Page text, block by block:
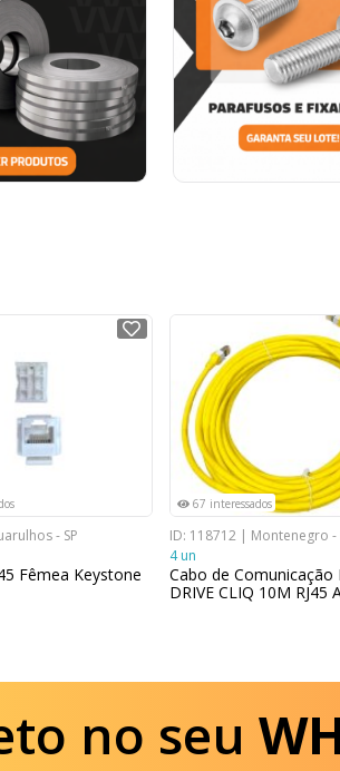
- SP
Fêmea Keystone
67 interessados
ID: 118712 | Montenegro -
4 un
Cabo de Comunicação
DRIVE CLIQ 10M RJ45
no seu